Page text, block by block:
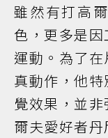
雖然有打高
色，更多是
運動。為了
真動作，他
覺效果，並
爾夫愛好者